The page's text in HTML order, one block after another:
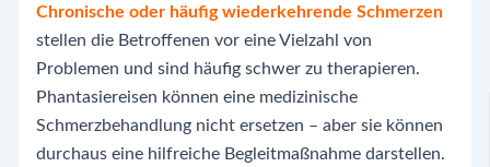
Chronische oder häufig wiederkehrende Schmerzen
stellen die Betroffenen vor eine Vielzahl von
Problemen und sind häufig schwer zu therapieren.
Phantasiereisen können eine medizinische
Schmerzbehandlung nicht ersetzen – aber sie können
durchaus eine hilfreiche Begleitmaßnahme darstellen.